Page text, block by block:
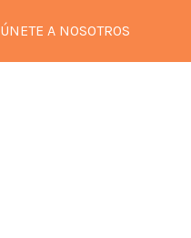
ÚNETE A NOSOTROS